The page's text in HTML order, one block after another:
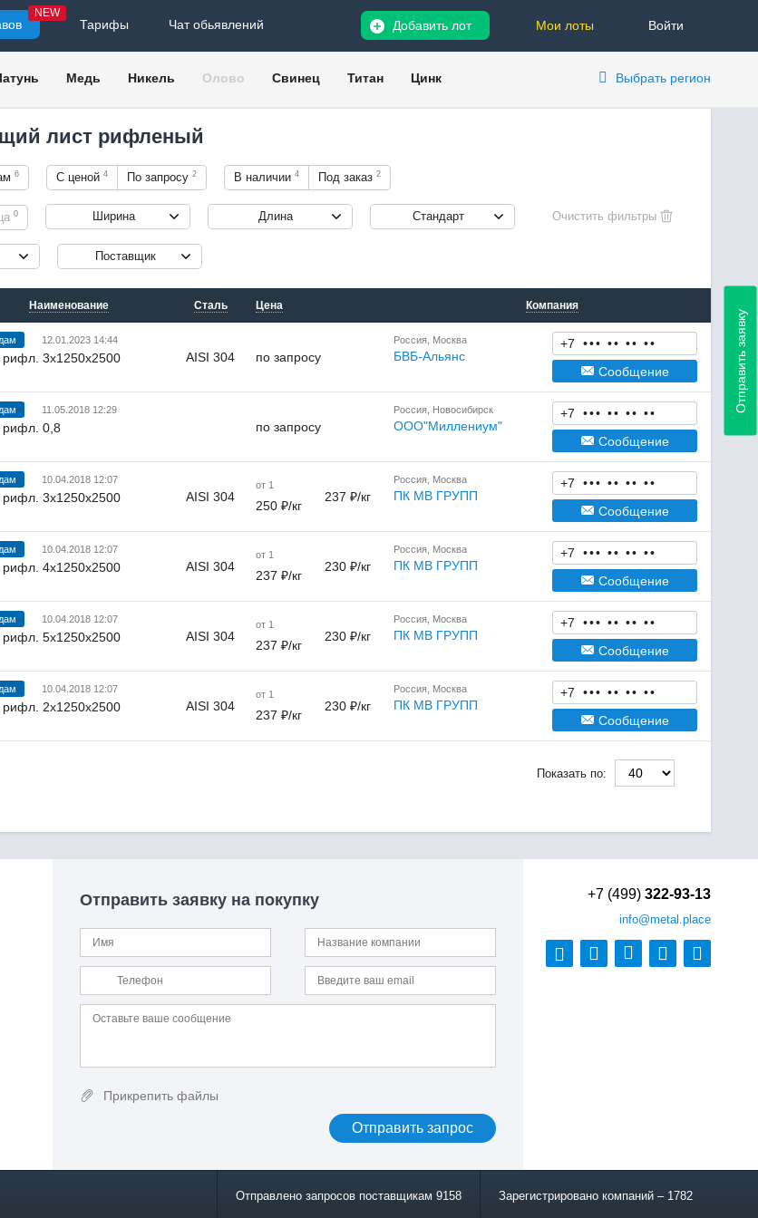
NEW
Тарифы Чат обьявлений Войти
Мои лоты
Добавить лот
Медь Никель Олово Свинец Титан Цинк Выбрать регион
лист рифленый
6 С ценой 4 По запросу 2 В наличии 4 Под заказ 2
0 Ширина Длина Стандарт
Поставщик
Наименование Сталь Цена Компания
12.01.2023 14:44
рифл. 3х1250х2500 AISI 304 по запросу
Россия, Москва
БВБ-Альянс
+7 ••• •• •• ••
Сообщение
11.05.2018 12:29
рифл. 0,8 по запросу
Россия, Новосибирск
ООО"Миллениум"
+7 ••• •• •• ••
Сообщение
10.04.2018 12:07
рифл. 3х1250х2500 AISI 304
от 1
250 ₽/кг
237 ₽/кг
Россия, Москва
ПК МВ ГРУПП
+7 ••• •• •• ••
Сообщение
10.04.2018 12:07
рифл. 4х1250х2500 AISI 304
от 1
237 ₽/кг
230 ₽/кг
Россия, Москва
ПК МВ ГРУПП
+7 ••• •• •• ••
Сообщение
10.04.2018 12:07
рифл. 5х1250х2500 AISI 304
от 1
237 ₽/кг
230 ₽/кг
Россия, Москва
ПК МВ ГРУПП
+7 ••• •• •• ••
Сообщение
10.04.2018 12:07
рифл. 2х1250х2500 AISI 304
от 1
237 ₽/кг
230 ₽/кг
Россия, Москва
ПК МВ ГРУПП
+7 ••• •• •• ••
Сообщение
Показать по:
Отправить заявку на покупку
Прикрепить файлы
Отправить заявку
+7 (499) 322-93-13
info@metal.place
Зарегистрировано компаний – 1782
Отправлено запросов поставщикам 9158